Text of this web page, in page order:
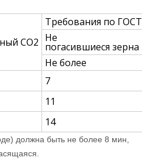
СО2
Требования по ГОСТ
Не
погасившиеся зерна
Не более
7
11
14
должна быть не более 8 мин,